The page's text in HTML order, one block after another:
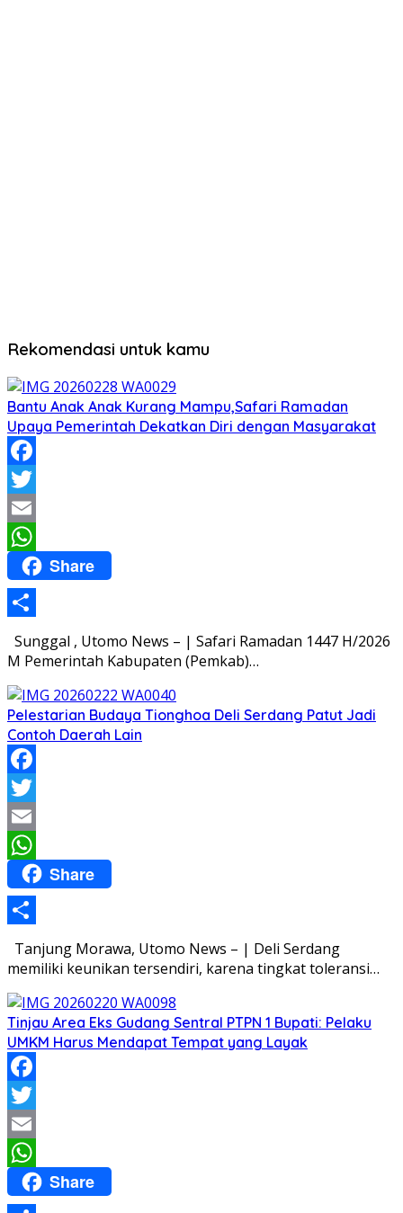
Rekomendasi untuk kamu
Bantu Anak Anak Kurang Mampu,Safari Ramadan
Upaya Pemerintah Dekatkan Diri dengan Masyarakat
Facebook
Twitter
Email
WhatsApp
Share
Share
Sunggal , Utomo News – | Safari Ramadan 1447 H/2026
M Pemerintah Kabupaten (Pemkab)…
Pelestarian Budaya Tionghoa Deli Serdang Patut Jadi
Contoh Daerah Lain
Facebook
Twitter
Email
WhatsApp
Share
Share
Tanjung Morawa, Utomo News – | Deli Serdang
memiliki keunikan tersendiri, karena tingkat toleransi…
Tinjau Area Eks Gudang Sentral PTPN 1 Bupati: Pelaku
UMKM Harus Mendapat Tempat yang Layak
Facebook
Twitter
Email
WhatsApp
Share